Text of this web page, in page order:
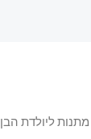
מתנות ליולדת הבן